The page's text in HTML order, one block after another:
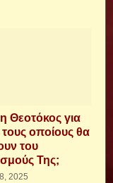
η Θεοτόκος για
οποίους θα
του
Της;
2025